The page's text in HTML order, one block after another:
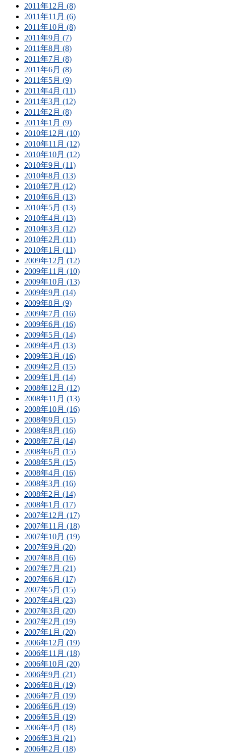
2011年12月 (8)
2011年11月 (6)
2011年10月 (8)
2011年9月 (7)
2011年8月 (8)
2011年7月 (8)
2011年6月 (8)
2011年5月 (9)
2011年4月 (11)
2011年3月 (12)
2011年2月 (8)
2011年1月 (9)
2010年12月 (10)
2010年11月 (12)
2010年10月 (12)
2010年9月 (11)
2010年8月 (13)
2010年7月 (12)
2010年6月 (13)
2010年5月 (13)
2010年4月 (13)
2010年3月 (12)
2010年2月 (11)
2010年1月 (11)
2009年12月 (12)
2009年11月 (10)
2009年10月 (13)
2009年9月 (14)
2009年8月 (9)
2009年7月 (16)
2009年6月 (16)
2009年5月 (14)
2009年4月 (13)
2009年3月 (16)
2009年2月 (15)
2009年1月 (14)
2008年12月 (12)
2008年11月 (13)
2008年10月 (16)
2008年9月 (15)
2008年8月 (16)
2008年7月 (14)
2008年6月 (15)
2008年5月 (15)
2008年4月 (16)
2008年3月 (16)
2008年2月 (14)
2008年1月 (17)
2007年12月 (17)
2007年11月 (18)
2007年10月 (19)
2007年9月 (20)
2007年8月 (16)
2007年7月 (21)
2007年6月 (17)
2007年5月 (15)
2007年4月 (23)
2007年3月 (20)
2007年2月 (19)
2007年1月 (20)
2006年12月 (19)
2006年11月 (18)
2006年10月 (20)
2006年9月 (21)
2006年8月 (19)
2006年7月 (19)
2006年6月 (19)
2006年5月 (19)
2006年4月 (18)
2006年3月 (21)
2006年2月 (18)